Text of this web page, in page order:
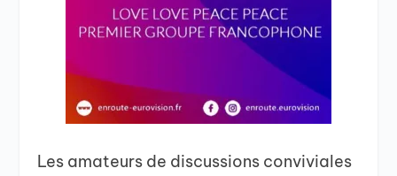
Les amateurs de discussions conviviales